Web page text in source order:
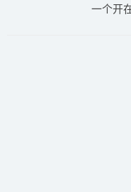
一个开